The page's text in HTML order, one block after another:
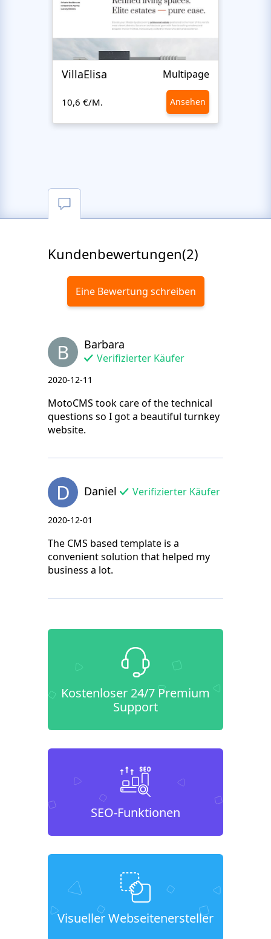
VillaElisa Multipage
10,6 €/M. Ansehen
Kundenbewertungen(2)
Eine Bewertung schreiben
B Barbara
Verifizierter Käufer
2020-12-11
MotoCMS took care of the technical
questions so I got a beautiful turnkey
website.
D Daniel Verifizierter Käufer
2020-12-01
The CMS based template is a
convenient solution that helped my
business a lot.
Kostenloser 24/7 Premium
Support
SEO-Funktionen
Visueller Webseitenersteller